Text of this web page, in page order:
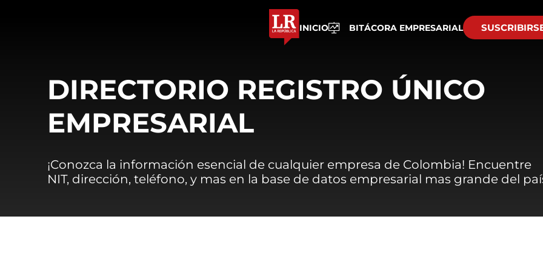
INICIO BITÁCORA EMPRESARIAL
DIRECTORIO REGISTRO ÚNICO
EMPRESARIAL
¡Conozca la información esencial de cualquier empresa de Colombia! Encuentre
NIT, dirección, teléfono, y mas en la base de datos empresarial mas grande del